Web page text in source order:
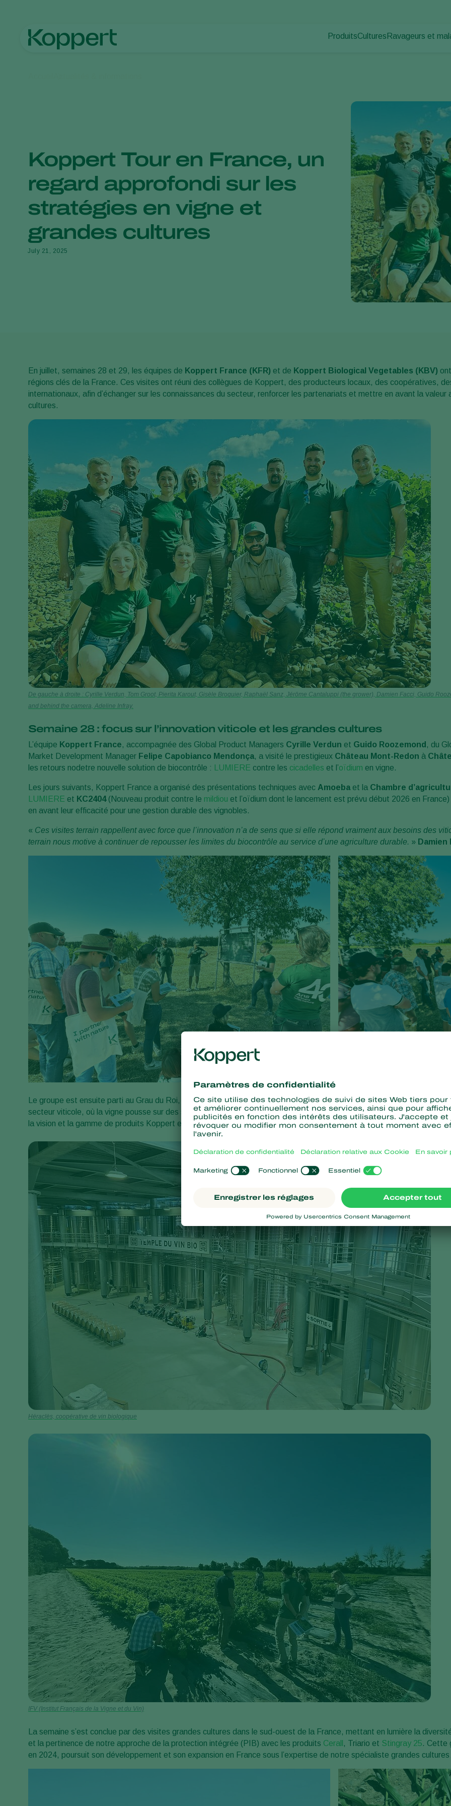
Produits
Application
Ecohygiène
Cultures Ravageurs et
Koppert Tour en France, un
regard approfondi sur les
stratégies en vigne et
grandes cultures
July 21, 2025
En juillet, semaines 28 et 29, les équipes de Koppert France (KFR) et de Koppert Biological Vegetables (KBV)
régions clés de la France. Ces visites ont réuni des collègues de Koppert, des producteurs locaux, des coopératives,
internationaux, afin d’échanger sur les connaissances du secteur, renforcer les partenariats et mettre en avant la
cultures.
De gauche à droite : Cyrille Verdun, Tom Groot, Pierita Karout, Gisèle Broquier, Raphaël Sanz, Jérôme Cantaluppi (the grower), Damien Facci, Guido
and behind the camera, Adeline Infray.
Semaine 28 : focus sur l’innovation viticole et les grandes cultures
L’équipe Koppert France, accompagnée des Global Product Managers Cyrille Verdun et Guido Roozemond , du
Market Development Manager Felipe Capobianco Mendonça, a visité le prestigieux Château Mont-Redon à
les retours nodetre nouvelle solution de biocontrôle : LUMIERE contre les cicadelles et l’oïdium en vigne.
Les jours suivants, Koppert France a organisé des présentations techniques avec Amoebaet la Chambre
LUMIERE et KC2404(Nouveau produit contre le mildiou et l’oïdium dont le lancement est prévu début 2026 en
en avant leur efficacité pour une gestion durable des vignobles.
« Ces visites terrain rappellent avec force que l’innovation n’a de sens que si elle répond vraiment aux besoins des
terrain nous motive à continuer de repousser les limites du biocontrôle au service d’une agriculture durable. »
Le groupe est ensuite parti au Grau du Roi, site de l’Espiguette pour visiter l’IFV (Institut Français de la Vigne et du
secteur viticole, où la vigne pousse sur des sols sablonneux, ainsi que Héraclès, la plus grande coopérative de vin
la vision et la gamme de produits Koppert en viticulture, en cohérence avec la demande croissante du secteur pour
Héraclès, coopérative de vin biologique
IFV (Institut Français de la Vigne et du Vin)
La semaine s’est conclue par des visites grandes cultures dans le sud-ouest de la France, mettant en lumière la
et la pertinence de notre approche de la protection intégrée (PIB) avec les produits Cerall , Triario et Stingray 25. Cette
en 2024, poursuit son développement et son expansion en France sous l’expertise de notre spécialiste grandes